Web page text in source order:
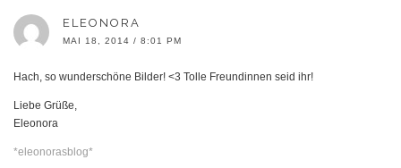
ELEONORA
MAI 18, 2014 / 8:01 PM
Hach, so wunderschöne Bilder! <3 Tolle Freundinnen seid ihr!
Liebe Grüße,
Eleonora
*eleonorasblog*